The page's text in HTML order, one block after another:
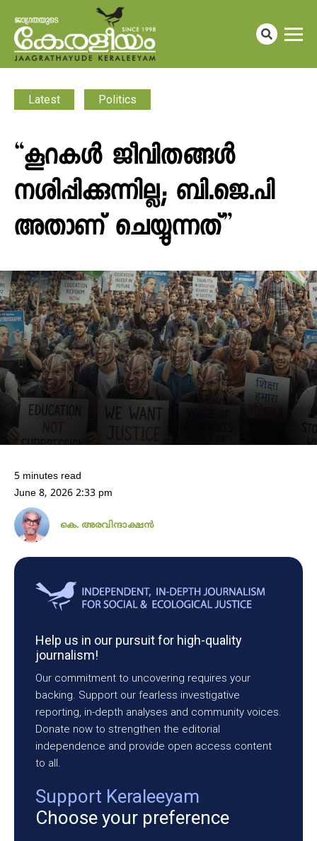
Latest Politics
“കൂറകൾ ജീവിതങ്ങൾ
നശിപ്പിക്കുന്നില്ല; ബി.ജെ.പി
അതാണ് ചെയ്യുന്നത്”
5 minutes read
June 8, 2026 2:33 pm
കെ. അരവിന്ദാക്ഷൻ
Help us in our pursuit for high-quality
journalism!
Our commitment to uncovering requires your
backing. Support our fearless investigative
reporting, in-depth analyses and community voices.
Donate now to strengthen the editorial
independence and provide open access content
to all.
Support Keraleeyam
Choose your preference